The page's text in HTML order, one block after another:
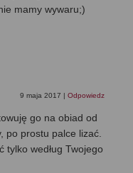
mamy wywaru;)
9 maja 2017 | Odpowiedz
go na obiad od
po prostu palce lizać.
według Twojego